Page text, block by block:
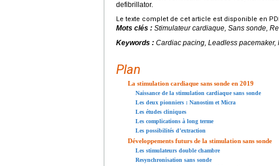
defibrillator.
Le texte complet de cet article est disponible en
Mots clés : Stimulateur cardiaque, Sans sonde,
Keywords : Cardiac pacing, Leadless pacemaker,
Plan
La stimulation cardiaque sans sonde en 2019
Naissance de la stimulation cardiaque sans sonde
Les deux pionniers : Nanostim et Micra
Les études cliniques
Les complications à long terme
Les possibilités d’extraction
Développements futurs de la stimulation sans sonde
Les stimulateurs double chambre
Resynchronisation sans sonde